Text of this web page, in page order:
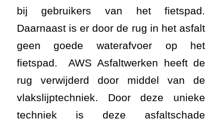
bij gebruikers van het fietspad.
Daarnaast is er door de rug in het asfalt
geen goede waterafvoer op het
fietspad. AWS Asfaltwerken heeft de
rug verwijderd door middel van de
vlakslijptechniek. Door deze unieke
techniek is deze asfaltschade